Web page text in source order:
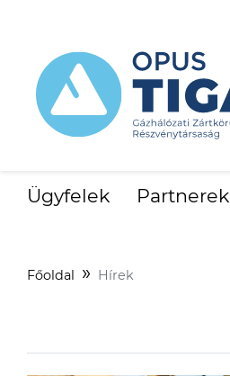
Ügyfelek Partnerek
Főoldal Hírek